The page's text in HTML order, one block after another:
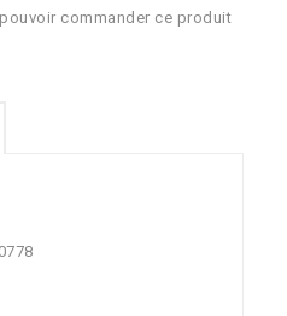
commander ce produit